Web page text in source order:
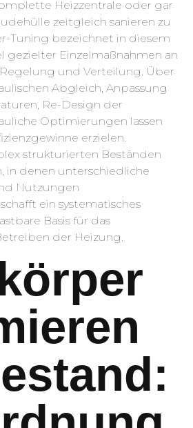
Heizzentrale oder gar
zeitgleich sanieren zu
Tuning bezeichnet in diesem
gezielter Einzelmaßnahmen an
und Verteilung. Über
Abgleich, Anpassung
Re-Design der
Optimierungen lassen
erzielen.
strukturierten Beständen
in denen unterschiedliche
Nutzungen
ein systematisches
Basis für das
der Heizung.